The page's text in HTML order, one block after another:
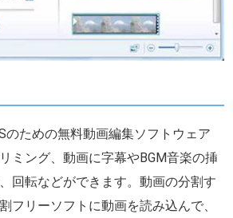
のための無料動画編集ソフトウェア
ミング、動画に字幕やBGM音楽の挿
回転などができます。動画の分割す
フリーソフトに動画を読み込んで、